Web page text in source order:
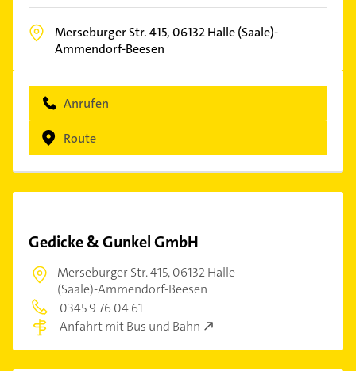
Merseburger Str. 415,06132Halle (Saale)-
Ammendorf-Beesen
Anrufen
Route
Gedicke & Gunkel GmbH
Merseburger Str. 415,06132 Halle
(Saale)-Ammendorf-Beesen
0345 9 76 04 61
Anfahrt mit Bus und Bahn